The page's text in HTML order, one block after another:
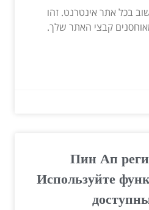
בכל אתר אינטרנט. זהו
קבצי האתר שלך.
Пин Ап
Используйте